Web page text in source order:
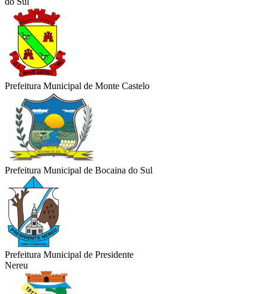
Prefeitura Municipal de Monte Castelo
Prefeitura Municipal de Bocaina do Sul
Prefeitura Municipal de Presidente
Nereu